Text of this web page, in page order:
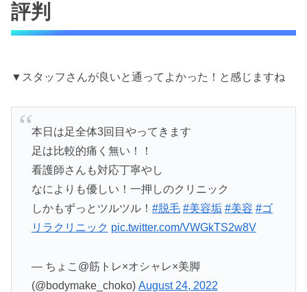
評判
▼スタッフさんが良いと通ってよかった！と感じますね
本日は足全体3回目やってきます
足は比較的痛く無い！！
看護師さんも対応丁寧やし
なによりも優しい！一押しのクリニック
しかもずっとツルツル！ #脱毛 #美容垢 #美容 #ゴ
リラクリニック pic.twitter.com/VWGkTS2w8V
— ちょこ@筋トレ×オシャレ×美脚
(@bodymake_choko) August 24, 2022